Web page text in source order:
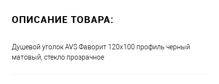
ОПИСАНИЕ ТОВАРА:
Душевой уголок AVS Фаворит 120x100 профиль черный
матовый, стекло прозрачное